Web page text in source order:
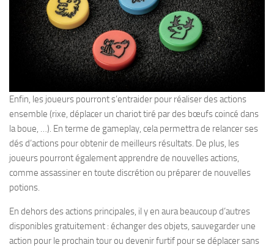
Enfin, les joueurs pourront s’entraider pour réaliser des actions
ensemble (rixe, déplacer un chariot tiré par des bœufs coincé dans
la boue, …). En terme de gameplay, cela permettra de relancer ses
dés d’actions pour obtenir de meilleurs résultats. De plus, les
joueurs pourront également apprendre de nouvelles actions,
comme assassiner en toute discrétion ou préparer de nouvelles
potions.
En dehors des actions principales, il y en aura beaucoup d’autres
disponibles gratuitement : échanger des objets, sauvegarder une
action pour le prochain tour ou devenir furtif pour se déplacer sans